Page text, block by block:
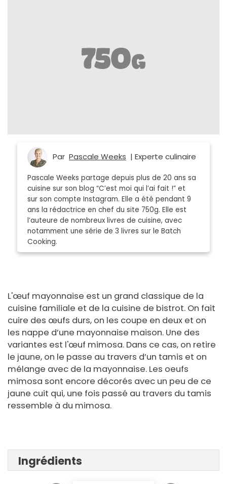
Par Pascale Weeks | Experte culinaire
Pascale Weeks partage depuis plus de 20 ans sa
cuisine sur son blog “C’est moi qui l’ai fait !” et
sur son compte Instagram. Elle a été pendant 9
ans la rédactrice en chef du site 750g. Elle est
l’auteure de nombreux livres de cuisine, avec
notamment une série de 3 livres sur le Batch
Cooking.
L'œuf mayonnaise est un grand classique de la
cuisine familiale et de la cuisine de bistrot. On fait
cuire des œufs durs, on les coupe en deux et on
les nappe d’une mayonnaise maison. Une des
variantes est l'œuf mimosa. Dans ce cas, on retire
le jaune, on le passe au travers d’un tamis et on
mélange avec de la mayonnaise. Les oeufs
mimosa sont encore décorés avec un peu de ce
jaune cuit qui, une fois passé au travers du tamis
ressemble à du mimosa.
Ingrédients